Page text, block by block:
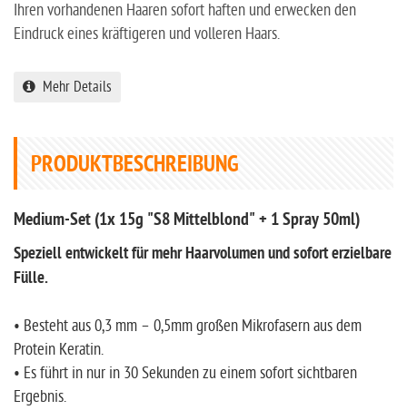
Ihren vorhandenen Haaren sofort haften und erwecken den
Eindruck eines kräftigeren und volleren Haars.
Mehr Details
PRODUKTBESCHREIBUNG
Medium-Set (1x 15g "S8 Mittelblond" + 1 Spray 50ml)
Speziell entwickelt für mehr Haarvolumen und sofort erzielbare
Fülle.
• Besteht aus 0,3 mm – 0,5mm großen Mikrofasern aus dem
Protein Keratin.
• Es führt in nur in 30 Sekunden zu einem sofort sichtbaren
Ergebnis.